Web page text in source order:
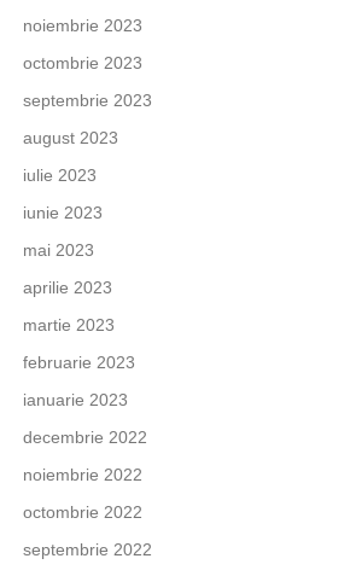
noiembrie 2023
octombrie 2023
septembrie 2023
august 2023
iulie 2023
iunie 2023
mai 2023
aprilie 2023
martie 2023
februarie 2023
ianuarie 2023
decembrie 2022
noiembrie 2022
octombrie 2022
septembrie 2022